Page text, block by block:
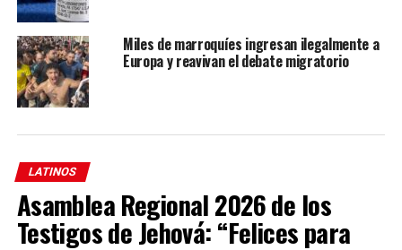
importantes que involucran restricciones al discurso.
Miles de marroquíes ingresan ilegalmente a
Europa y reavivan el debate migratorio
LATINOS
Asamblea Regional 2026 de los
Testigos de Jehová: “Felices para